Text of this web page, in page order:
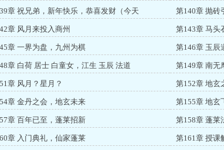
章 祝兄弟，新年快乐，恭喜发财（今天 第140章 抛砖
章 风月来投入商州 第143章 马头
章 一界为盘，九州为棋 第146章 玉辰
章 白荷 居士 白童女，江生 玉辰 法道 第149章 南无
章 风月？星月？ 第152章 地玄
章 金丹之会，地玄未来 第155章 地玄
章 百年已至，蓬莱招新 第158章 蓬莱
章 入门典礼，仙家蓬莱 第161章 授课